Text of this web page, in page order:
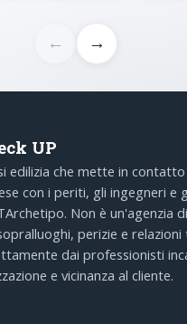
← →
UP
edilizia che mette in
con i periti, gli ingegneri e
Non è un'agenzia di
perizie e relazioni
dai professionisti
e vicinanza al cliente.